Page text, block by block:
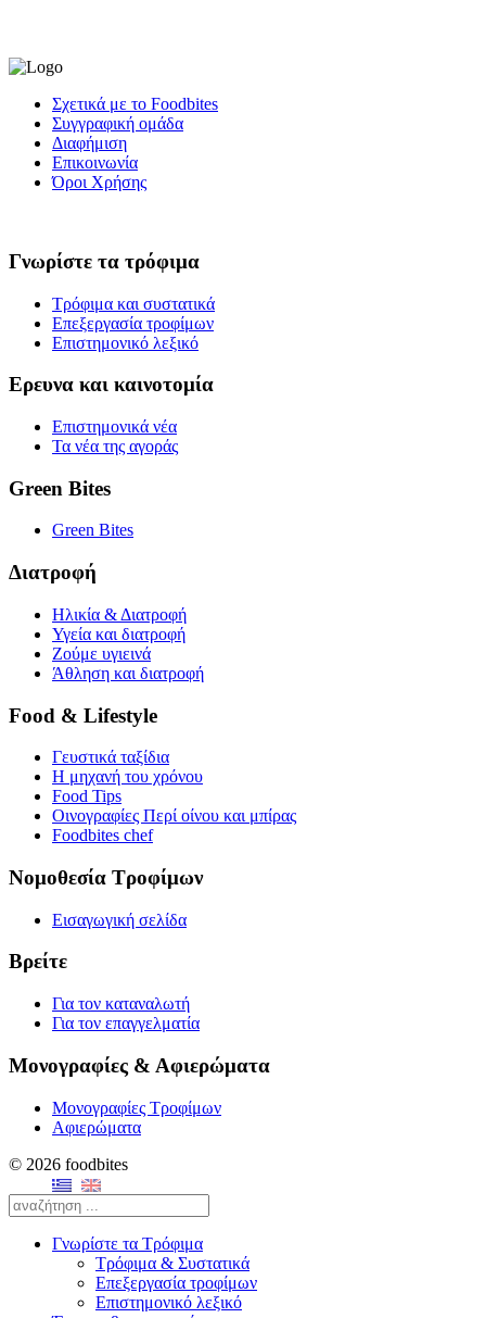
Σχετικά με το Foodbites
Συγγραφική ομάδα
Διαφήμιση
Επικοινωνία
Όροι Χρήσης
Γνωρίστε τα τρόφιμα
Τρόφιμα και συστατικά
Επεξεργασία τροφίμων
Επιστημονικό λεξικό
Ερευνα και καινοτομία
Επιστημονικά νέα
Τα νέα της αγοράς
Green Bites
Green Bites
Διατροφή
Ηλικία & Διατροφή
Υγεία και διατροφή
Ζούμε υγιεινά
Άθληση και διατροφή
Food & Lifestyle
Γευστικά ταξίδια
Η μηχανή του χρόνου
Food Tips
Οινογραφίες Περί οίνου και μπίρας
Foodbites chef
Νομοθεσία Τροφίμων
Εισαγωγική σελίδα
Βρείτε
Για τον καταναλωτή
Για τον επαγγελματία
Μονογραφίες & Αφιερώματα
Μονογραφίες Τροφίμων
Αφιερώματα
© 2026 foodbites
Γνωρίστε τα Τρόφιμα
Τρόφιμα & Συστατικά
Επεξεργασία τροφίμων
Επιστημονικό λεξικό